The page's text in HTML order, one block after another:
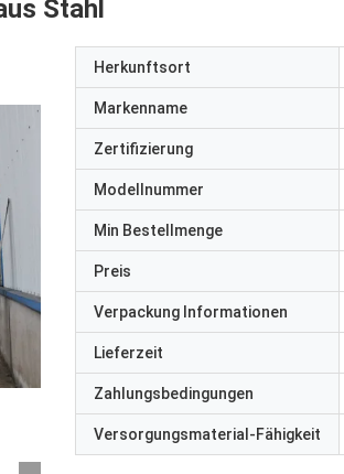
Stahl
Herkunftsort
Markenname
Zertifizierung
Modellnummer
Min Bestellmenge
Preis
Verpackung Informationen
Lieferzeit
Zahlungsbedingungen
Versorgungsmaterial-Fähigkeit